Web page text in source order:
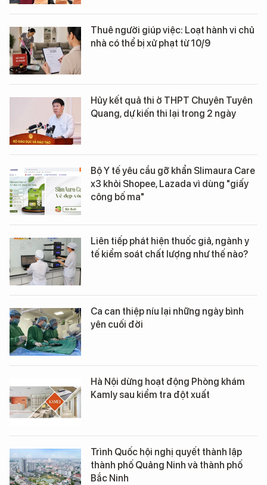
Thuê người giúp việc: Loạt hành vi chủ
nhà có thể bị xử phạt từ 10/9
Hủy kết quả thi ở THPT Chuyên Tuyên
Quang, dự kiến thi lại trong 2 ngày
Bộ Y tế yêu cầu gỡ khẩn Slimaura Care
x3 khỏi Shopee, Lazada vì dùng "giấy
công bố ma"
Liên tiếp phát hiện thuốc giả, ngành y
tế kiểm soát chất lượng như thế nào?
Ca can thiệp níu lại những ngày bình
yên cuối đời
Hà Nội dừng hoạt động Phòng khám
Kamly sau kiểm tra đột xuất
Trình Quốc hội nghị quyết thành lập
thành phố Quảng Ninh và thành phố
Bắc Ninh